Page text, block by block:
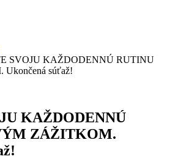
SVOJU KAŽDODENNÚ RUTINU
súťaž!
KAŽDODENNÚ
ZÁŽITKOM.